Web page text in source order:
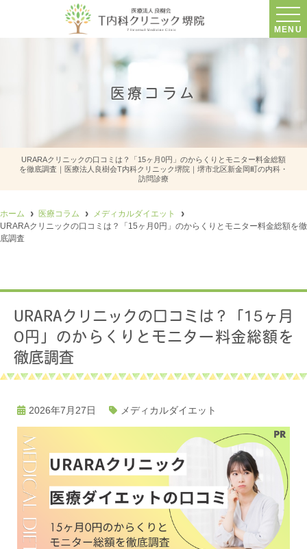
MENU
医療コラム
URARAクリニックの口コミは？「15ヶ月0円」のからくりとモニター料金総額
を徹底調査｜医療法人良樹会T内科クリニック堺院｜堺市北区新金岡町の内科・
訪問診療
ホーム 医療コラム
メディカルダイエット
URARAクリニックの口コミは？「15ヶ月0円」のからくりとモニター料金総額を徹
底調査
URARAクリニックの口コミは？「15ヶ月
0円」のからくりとモニター料金総額を
徹底調査
2026年7月27日 メディカルダイエット